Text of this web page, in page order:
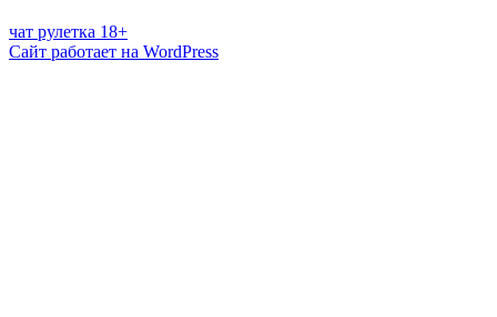
чат рулетка 18+
Сайт работает на WordPress